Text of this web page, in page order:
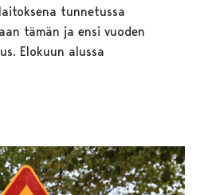
tunnetussa
tämän ja ensi vuoden
Elokuun alussa